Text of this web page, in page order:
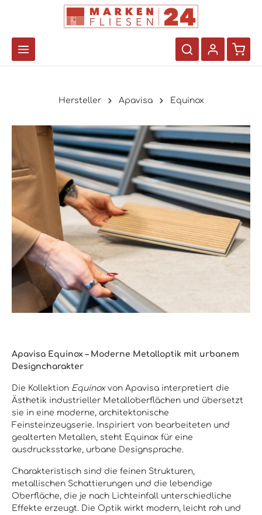
Hersteller Apavisa Equinox
Apavisa Equinox – Moderne Metalloptik mit urbanem
Designcharakter
Die Kollektion Equinoxvon Apavisa interpretiert die
Ästhetik industrieller Metalloberflächen und übersetzt
sie in eine moderne, architektonische
Feinsteinzeugserie. Inspiriert von bearbeiteten und
gealterten Metallen, steht Equinox für eine
ausdrucksstarke, urbane Designsprache.
Charakteristisch sind die feinen Strukturen,
metallischen Schattierungen und die lebendige
Oberfläche, die je nach Lichteinfall unterschiedliche
Effekte erzeugt. Die Optik wirkt modern, leicht roh und